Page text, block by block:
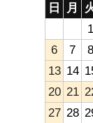
日
月
1
6
7 8
13 14
20 21
27 28